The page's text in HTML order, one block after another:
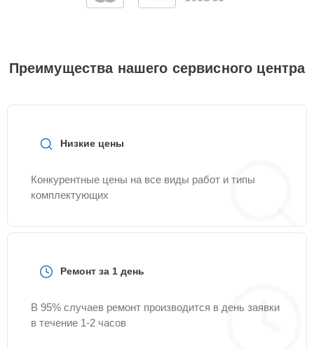
Преимущества нашего сервисного центра
Низкие цены
Конкурентные цены на все виды работ и типы
комплектующих
Ремонт за 1 день
В 95% случаев ремонт производится в день заявки
в течение 1-2 часов